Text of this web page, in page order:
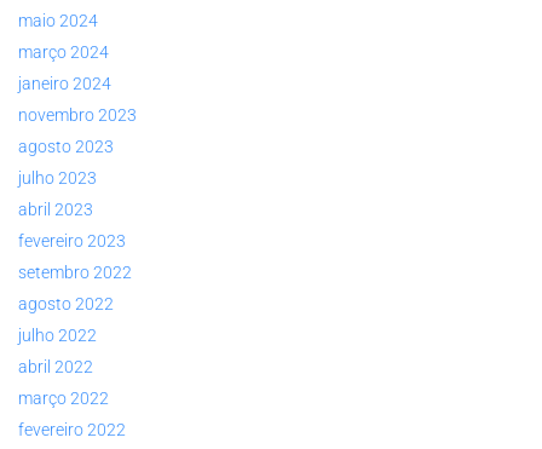
maio 2024
março 2024
janeiro 2024
novembro 2023
agosto 2023
julho 2023
abril 2023
fevereiro 2023
setembro 2022
agosto 2022
julho 2022
abril 2022
março 2022
fevereiro 2022